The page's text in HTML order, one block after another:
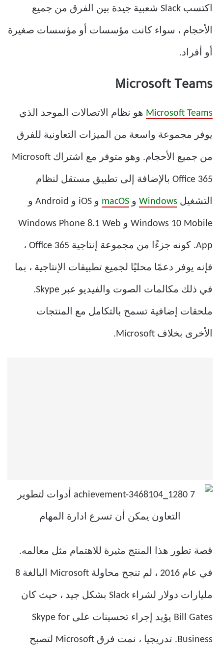
اكتسب Slack شعبية جيدة بين الفرق من جميع
الأحجام ، سواء كانت مؤسسات أو مؤسسات صغيرة
أو أفراد.
Microsoft Teams
Microsoft Teams هو نظام الاتصالات الموحد الذي
يوفر مجموعة واسعة من الميزات التعاونية للفرق
من جميع الأحجام. وهو متوفر مع اشتراك Microsoft
Office 365 بالإضافة إلى تطبيق مستقل لنظام
التشغيل Windows و macOS و iOS و Android و
Windows 10 Mobile و Windows Phone 8.1 Web
App. كونه جزءًا من مجموعة إنتاجية Office 365 ،
فإنه يوفر دعمًا محليًا لجميع تطبيقات الإنتاجية ، بما
في ذلك مكالمات الصوت والفيديو عبر Skype.
ملحقات إضافية تسمح بالتكامل مع المنتجات
الأخرى بخلاف Microsoft.
قصة تطور هذا المنتج مثيرة للاهتمام مثل معالمه.
في عام 2016 ، لم تنجح محاولة Microsoft البالغة 8
مليارات دولار لشراء Slack بشكل جيد ، حيث كان
Bill Gates يؤيد إجراء تحسينات على Skype for
Business. تدريجيا ، نمت فرق Microsoft لتصبح